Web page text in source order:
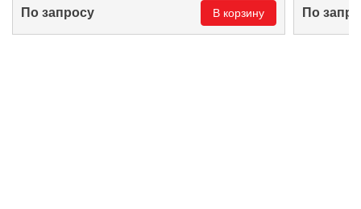
По запросу В корзину По